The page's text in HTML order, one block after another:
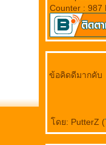
Counter : 987
ข้อคิดดีมากคับ
ดย: PutterZ (